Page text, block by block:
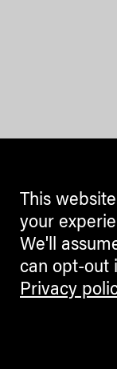
This
your
We'll
can opt-out
Privacy